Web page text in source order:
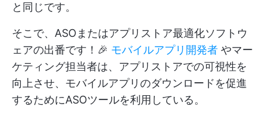
と同じです。
そこで、ASOまたはアプリストア最適化ソフトウ
ェアの出番です！🎉 モバイルアプリ開発者 やマー
ケティング担当者は、アプリストアでの可視性を
向上させ、モバイルアプリのダウンロードを促進
するためにASOツールを利用している。